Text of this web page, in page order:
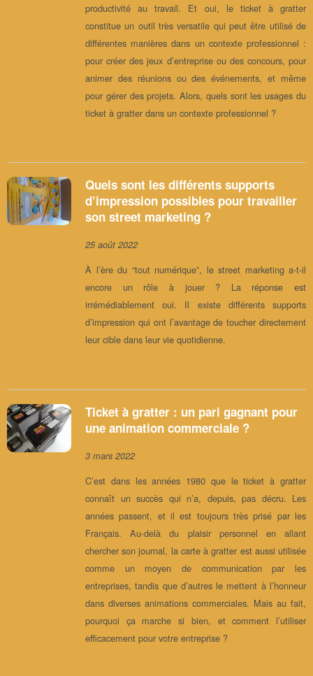
productivité au travail. Et oui, le ticket à gratter
constitue un outil très versatile qui peut être utilisé de
différentes manières dans un contexte professionnel :
pour créer des jeux d’entreprise ou des concours, pour
animer des réunions ou des événements, et même
pour gérer des projets. Alors, quels sont les usages du
ticket à gratter dans un contexte professionnel ?
Quels sont les différents supports
d’impression possibles pour travailler
son street marketing ?
25 août 2022
À l’ère du “tout numérique”, le street marketing a-t-il
encore un rôle à jouer ? La réponse est
irrémédiablement oui. Il existe différents supports
d’impression qui ont l’avantage de toucher directement
leur cible dans leur vie quotidienne.
Ticket à gratter : un pari gagnant pour
une animation commerciale ?
3 mars 2022
C’est dans les années 1980 que le ticket à gratter
connaît un succès qui n’a, depuis, pas décru. Les
années passent, et il est toujours très prisé par les
Français. Au-delà du plaisir personnel en allant
chercher son journal, la carte à gratter est aussi utilisée
comme un moyen de communication par les
entreprises, tandis que d’autres le mettent à l’honneur
dans diverses animations commerciales. Mais au fait,
pourquoi ça marche si bien, et comment l’utiliser
efficacement pour votre entreprise ?